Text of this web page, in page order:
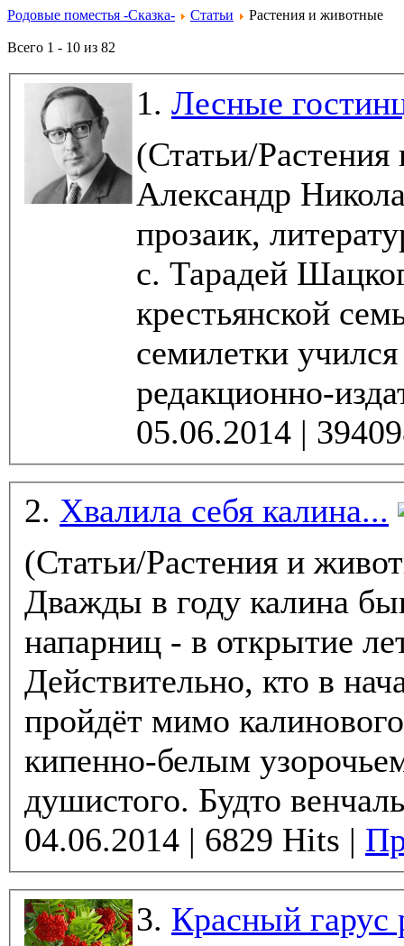
Родовые поместья -Сказка- Статьи Растения и животные
Всего 1 - 10 из 82
1. Лесные
(Статьи/
Александр
прозаик,
с. Тарадей
крестьянской
семилетки
редакционно-
2. Хвалила себя калина...
(Статьи/Растения и
Дважды в году калина
напарниц - в открытие
Действительно, кто в
пройдёт мимо
кипенно-белым
душистого. Будто
04.06.2014 | 6829 Hits |
3. Красный гарус